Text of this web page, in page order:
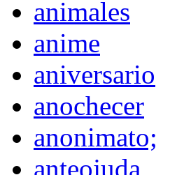
animales
anime
aniversario
anochecer
anonimato;
anteojuda